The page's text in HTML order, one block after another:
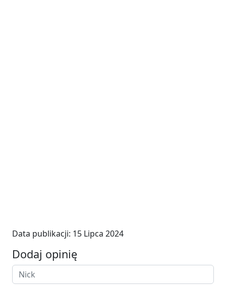
Data publikacji: 15 Lipca 2024
Dodaj opinię